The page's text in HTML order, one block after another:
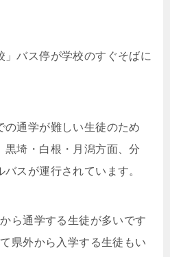
」バス停が学校のすぐそばに
の通学が難しい生徒のため
黒埼・白根・月潟方面、分
スが運行されています。
ら通学する生徒が多いです
県外から入学する生徒もい